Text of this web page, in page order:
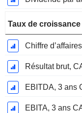
Taux de
Chiffre
Résultat brut,
EBITDA, 3 ans
EBITA, 3 ans